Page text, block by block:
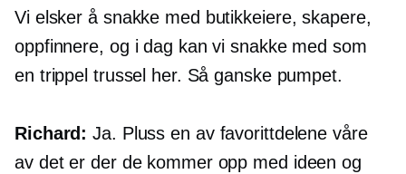
Vi elsker å snakke med butikkeiere, skapere,
oppfinnere, og i dag kan vi snakke med som
en trippel trussel her. Så ganske pumpet.
Richard: Ja. Pluss en av favorittdelene våre
av det er der de kommer opp med ideen og